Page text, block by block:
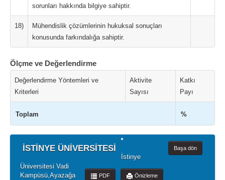
sorunları hakkında bilgiye sahiptir.
18)
Mühendislik çözümlerinin hukuksal sonuçları
konusunda farkındalığa sahiptir.
Ölçme ve Değerlendirme
Değerlendirme Yöntemleri ve
Kriterleri
Aktivite
Sayısı
Katkı
Payı
Toplam %
İSTİNYE ÜNİVERSİTESİ Başa dön
Önizleme
PDF
İstinye
Üniversitesi Vadi
Kampüsü,Ayazağa